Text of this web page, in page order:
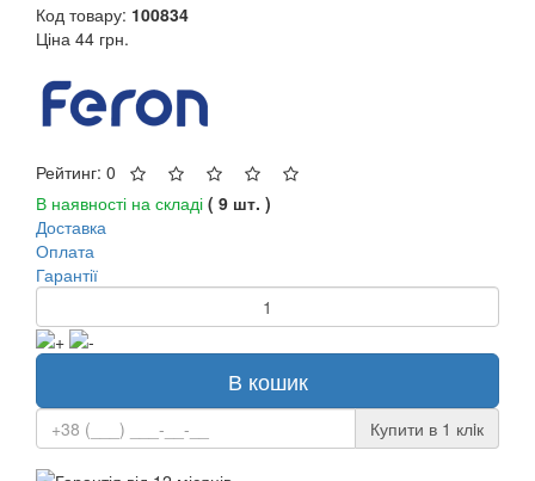
Код товару: 100834
Ціна 44 грн.
Рейтинг: 0
В наявності на складі ( 9 шт. )
Доставка
Оплата
Гарантії
В кошик
Купити в 1 клiк